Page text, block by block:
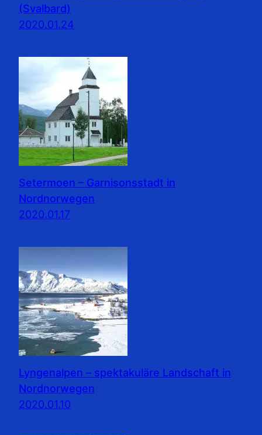
(Svalbard)
2020.01.24
Setermoen – Garnisonsstadt in
Nordnorwegen
2020.01.17
Lyngenalpen – spektakuläre Landschaft in
Nordnorwegen
2020.01.10